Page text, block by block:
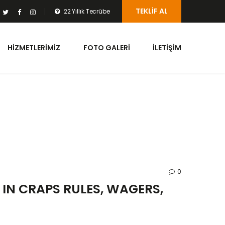
22 Yıllık Tecrübe TEKLIF AL
HIZMETLERIMIZ FOTO GALERI İLETIŞIM
0
CRAPS RULES, WAGERS,